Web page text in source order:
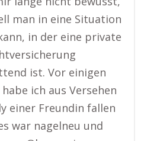
man in eine Situation
in der eine private
ist. Vor einigen
ich aus Versehen
einer Freundin fallen
war nagelneu und